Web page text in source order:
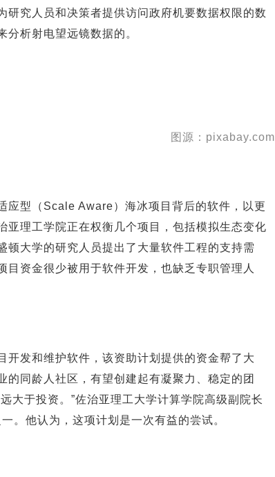
研究人员和决策者提供访问政府机要数据权限的数
析射电望远镜数据的。
图源：pixabay.com
应型（Scale Aware）海冰项目背后的软件，以更
亚理工学院正在权衡几个项目，包括模拟生态变化
顿大学的研究人员提出了大量软件工程的支持需
目资金很少被用于软件开发，也缺乏专职管理人
开发和维护软件，该资助计划提供的资金帮了大
的同龄人社区，有望创建起有凝聚力、稳定的团
大于投资。”佐治亚理工大学计算学院高级副院长
。他认为，这项计划是一次有益的尝试。